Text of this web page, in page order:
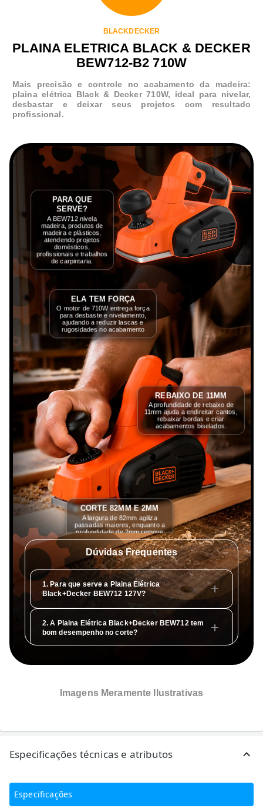
BLACKDECKER
PLAINA ELETRICA BLACK & DECKER
BEW712-B2 710W
Mais precisão e controle no acabamento da madeira:
plaina elétrica Black & Decker 710W, ideal para nivelar,
desbastar e deixar seus projetos com resultado
profissional.
PARA QUE
SERVE?
A BEW712 nivela
madeira, produtos de
madeira e plásticos,
atendendo projetos
domésticos,
profissionais e trabalhos
de carpintaria.
ELA TEM FORÇA
O motor de 710W entrega força
para desbaste e nivelamento,
ajudando a reduzir lascas e
rugosidades no acabamento
REBAIXO DE 11MM
A profundidade de rebaixo de
11mm ajuda a endireitar cantos,
rebaixar bordas e criar
acabamentos biselados.
CORTE 82MM E 2MM
A largura de 82mm agiliza
passadas maiores, enquanto a
profundidade de 2mm remove
mais material em um único
passe.
Dúvidas Frequentes
1. Para que serve a Plaina Elétrica
Black+Decker BEW712 127V?
2. A Plaina Elétrica Black+Decker BEW712 tem
bom desempenho no corte?
4. Como usar melhor a Plaina Elétrica
Elétrica Black+Decker BEW712?
Imagens Meramente Ilustrativas
Especificações técnicas e atributos
Especificações